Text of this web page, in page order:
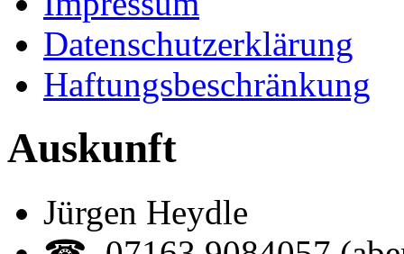
Datenschutzerklärung
Haftungsbeschränkung
Auskunft
Jürgen Heydle